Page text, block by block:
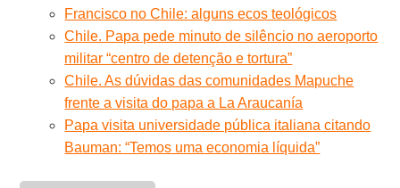
Francisco no Chile: alguns ecos teológicos
Chile. Papa pede minuto de silêncio no aeroporto
militar “centro de detenção e tortura”
Chile. As dúvidas das comunidades Mapuche
frente a visita do papa a La Araucanía
Papa visita universidade pública italiana citando
Bauman: “Temos uma economia líquida”